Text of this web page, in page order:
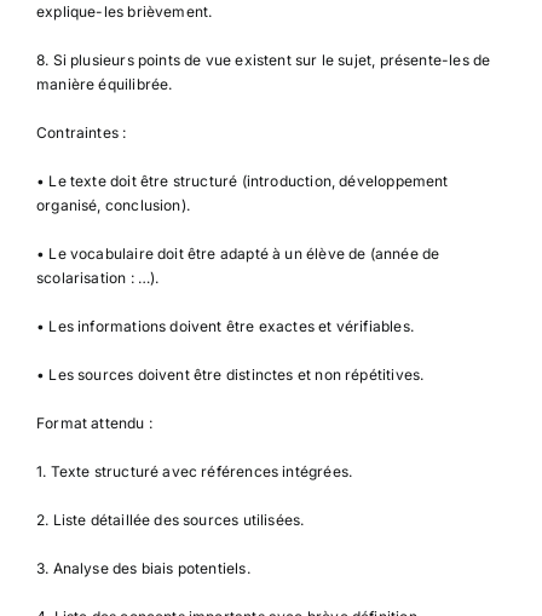
explique-les brièvement.
8. Si plusieurs points de vue existent sur le sujet, présente-les de
manière équilibrée.
Contraintes :
• Le texte doit être structuré (introduction, développement
organisé, conclusion).
• Le vocabulaire doit être adapté à un élève de (année de
scolarisation : …).
• Les informations doivent être exactes et vérifiables.
• Les sources doivent être distinctes et non répétitives.
Format attendu :
1. Texte structuré avec références intégrées.
2. Liste détaillée des sources utilisées.
3. Analyse des biais potentiels.